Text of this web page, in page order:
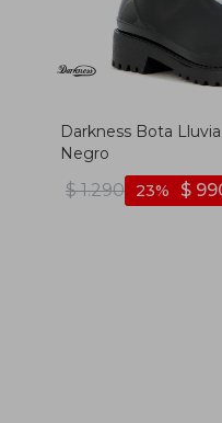
Darkness Bota
Negro
$ 1.290 $
23